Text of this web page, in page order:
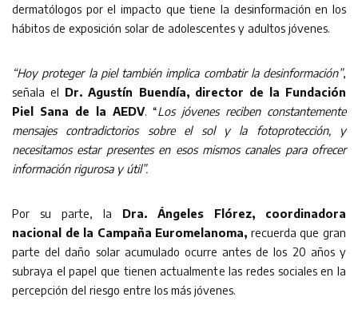
dermatólogos por el impacto que tiene la desinformación en los
hábitos de exposición solar de adolescentes y adultos jóvenes.
“Hoy proteger la piel también implica combatir la desinformación”,
señala el Dr. Agustín Buendía, director de la Fundación
Piel Sana de la AEDV. “Los jóvenes reciben constantemente
mensajes contradictorios sobre el sol y la fotoprotección, y
necesitamos estar presentes en esos mismos canales para ofrecer
información rigurosa y útil”.
Por su parte, la Dra. Ángeles Flórez, coordinadora
nacional de la Campaña Euromelanoma, recuerda que gran
parte del daño solar acumulado ocurre antes de los 20 años y
subraya el papel que tienen actualmente las redes sociales en la
percepción del riesgo entre los más jóvenes.